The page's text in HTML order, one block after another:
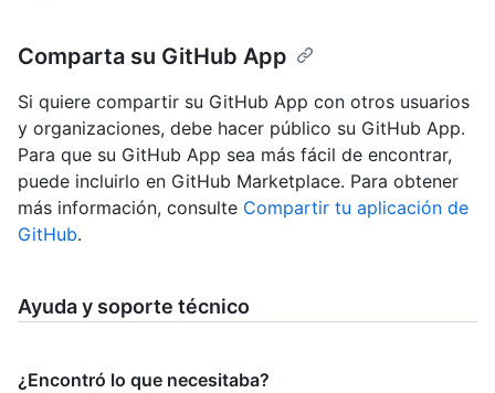
Comparta su GitHub App
Si quiere compartir su GitHub App con otros usuarios
y organizaciones, debe hacer público su GitHub App.
Para que su GitHub App sea más fácil de encontrar,
puede incluirlo en GitHub Marketplace. Para obtener
más información, consulte Compartir tu aplicación de
GitHub.
Ayuda y soporte técnico
¿Encontró lo que necesitaba?